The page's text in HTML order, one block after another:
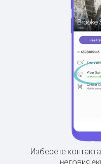
Изберете
неговия